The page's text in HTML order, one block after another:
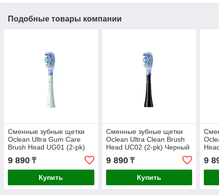
Подобные товары компании
Сменные зубные щетки
Oclean Ultra Gum Care
Brush Head UG01 (2-pk)
Зеленый
9 890 ₸
Купить
Сменные зубные щетки
Oclean Ultra Clean Brush
Head UC02 (2-pk) Черный
9 890₸
Купить
9